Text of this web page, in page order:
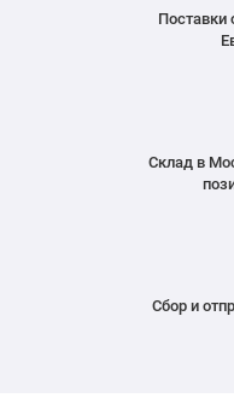
Поставки
Склад в
Сбор и